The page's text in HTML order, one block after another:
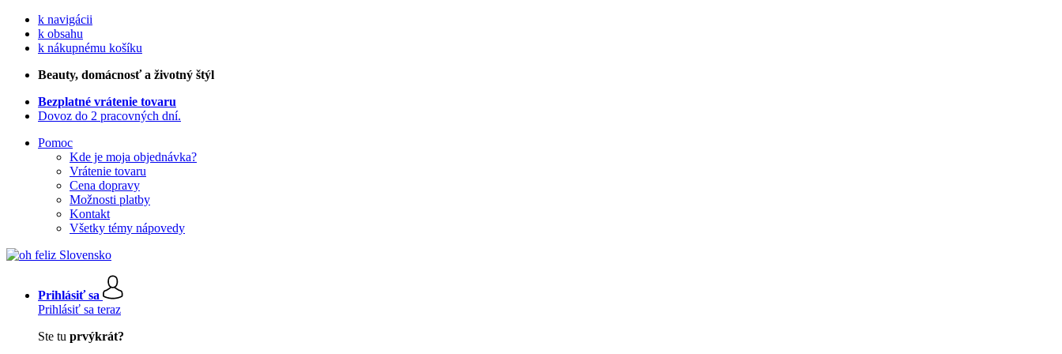
k navigácii
k obsahu
k nákupnému košíku
Beauty, domácnosť a životný štýl
Bezplatné vrátenie tovaru
Dovoz do 2 pracovných dní.
Pomoc
Kde je moja objednávka?
Vrátenie tovaru
Cena dopravy
Možnosti platby
Kontakt
Všetky témy nápovedy
Prihlásiť sa
Prihlásiť sa teraz
Ste tu prvýkrát?